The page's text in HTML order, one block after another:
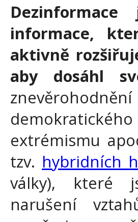
informace,
aktivně
aby dosáhl
extrémismu
tzv. hybridních
války), které
narušení